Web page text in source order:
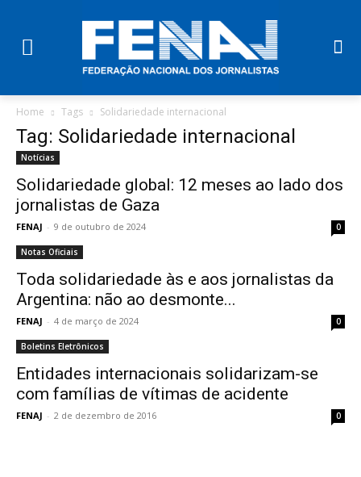
Home Tags Solidariedade internacional
Tag: Solidariedade internacional
Notícias
Solidariedade global: 12 meses ao lado dos
jornalistas de Gaza
FENAJ - 9 de outubro de 2024 0
Notas Oficiais
Toda solidariedade às e aos jornalistas da
Argentina: não ao desmonte...
FENAJ - 4 de março de 2024 0
Boletins Eletrônicos
Entidades internacionais solidarizam-se
com famílias de vítimas de acidente
FENAJ - 2 de dezembro de 2016 0